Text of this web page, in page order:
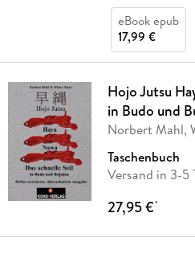
eBook epub
17,99 €
Hojo Jutsu
in Budo und
Norbert Mahl,
Taschenbuch
Versand in 3-5
27,95 €*